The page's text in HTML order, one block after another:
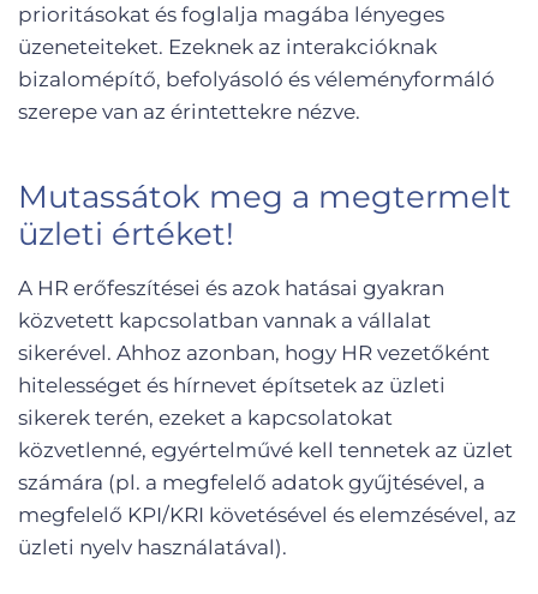
prioritásokat és foglalja magába lényeges
üzeneteiteket. Ezeknek az interakcióknak
bizalomépítő, befolyásoló és véleményformáló
szerepe van az érintettekre nézve.
Mutassátok meg a megtermelt
üzleti értéket!
A HR erőfeszítései és azok hatásai gyakran
közvetett kapcsolatban vannak a vállalat
sikerével. Ahhoz azonban, hogy HR vezetőként
hitelességet és hírnevet építsetek az üzleti
sikerek terén, ezeket a kapcsolatokat
közvetlenné, egyértelművé kell tennetek az üzlet
számára (pl. a megfelelő adatok gyűjtésével, a
megfelelő KPI/KRI követésével és elemzésével, az
üzleti nyelv használatával).